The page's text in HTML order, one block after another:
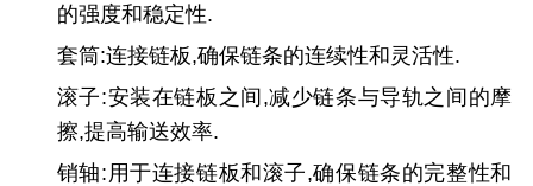
的强度和稳定性.
套筒:连接链板,确保链条的连续性和灵活性.
滚子:安装在链板之间,减少链条与导轨之间的摩
擦,提高输送效率.
销轴:用于连接链板和滚子,确保链条的完整性和